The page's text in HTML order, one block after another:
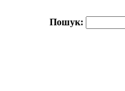
Пошук: